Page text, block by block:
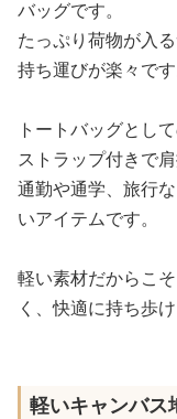
バッグです。
たっぷり荷物が入
持ち運びが楽々です
トートバッグとし
ストラップ付きで
通勤や通学、旅行
いアイテムです。
軽い素材だからこ
く、快適に持ち歩
軽いキャンバス